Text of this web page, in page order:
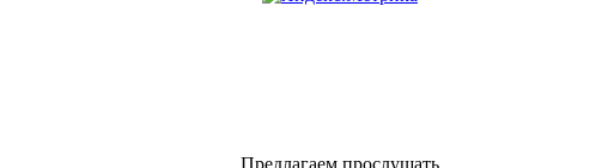
Предлагаем прослушать